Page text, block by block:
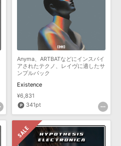
楽曲配信流通
無償のサウンド
次世代型 ボーカル・エディタ
映像のBGM・
音素材の制作・ライセンス提供
Anyma、ARTBATなどにインスパイ
アされたテクノ、レイヴに適したサ
ンプルパック
Existence
¥6,831
341pt